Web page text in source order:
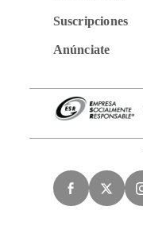
Suscripciones
Anúnciate